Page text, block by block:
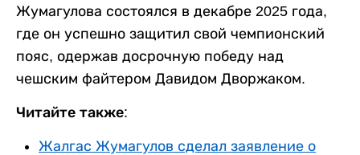
Жумагулова состоялся в декабре 2025 года,
где он успешно защитил свой чемпионский
пояс, одержав досрочную победу над
чешским файтером Давидом Дворжаком.
Читайте также:
Жалгас Жумагулов сделал заявление о